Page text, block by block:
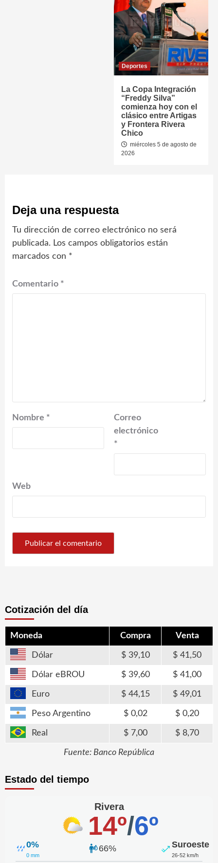
Deportes
La Copa Integración
“Freddy Silva”
comienza hoy con el
clásico entre Artigas
y Frontera Rivera
Chico
miércoles 5 de agosto de
2026
Deja una respuesta
Tu dirección de correo electrónico no será
publicada. Los campos obligatorios están
marcados con *
Comentario *
Nombre *
Correo
electrónico
*
Web
Cotización del día
Moneda Compra Venta
Dólar 39,10 41,50
Dólar eBROU 39,60 41,00
Euro 44,15 49,01
Peso Argentino 0,02 0,20
Real 7,00 8,70
Fuente: Banco República
Estado del tiempo
Rivera
14º/6º
0%
0 mm
66% Suroeste
26-52 km/h